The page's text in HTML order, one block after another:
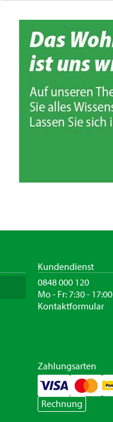
Kundendienst
0848 000 120
Mo - Fr: 7:30 - 17:00
Kontaktformular
Zahlungsarten
Rechnung